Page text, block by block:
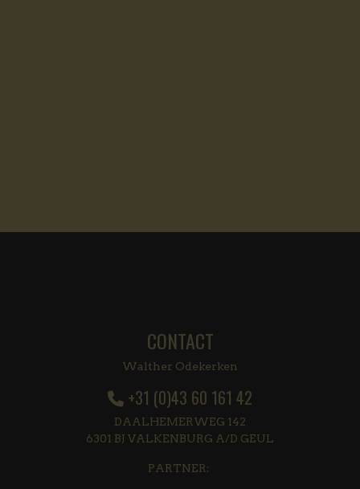
CONTACT
Walther Odekerken
+31 (0)43 60 161 42
DAALHEMERWEG 142
6301 BJ VALKENBURG A/D GEUL
PARTNER: